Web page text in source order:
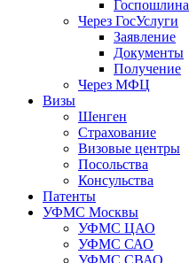
Госпошлина
Через ГосУслуги
Заявление
Документы
Получение
Через МФЦ
Визы
Шенген
Страхование
Визовые центры
Посольства
Консульства
Патенты
УФМС Москвы
УФМС ЦАО
УФМС САО
УФМС СВАО